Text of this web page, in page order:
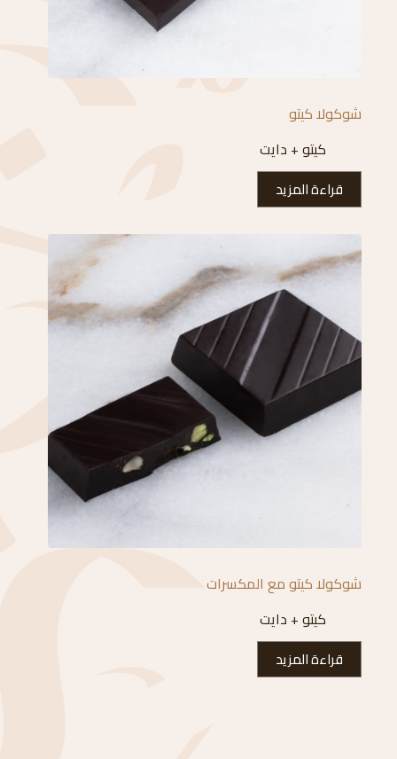
شوكولا كيتو
كيتو + دايت
قراءة المزيد
شوكولا كيتو مع المكسرات
كيتو + دايت
قراءة المزيد